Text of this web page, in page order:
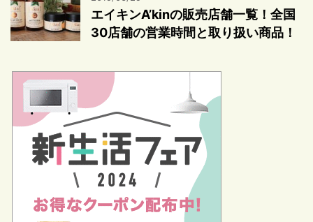
エイキンA’kinの販売店舗一覧！全国
30店舗の営業時間と取り扱い商品！